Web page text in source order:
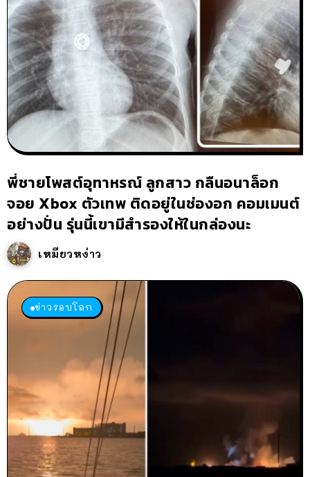
พี่ชายโพสต์อุทาหรณ์ ลูกสาว กลืนอนาล็อก
จอย Xbox ตัวเทพ ติดอยู่ในช่องอก คอมเมนต์
อย่างปั่น รุ่นนี้เขามีสำรองให้ในกล่องนะ
เหมียวหง่าว
ข่าวรอบโลก